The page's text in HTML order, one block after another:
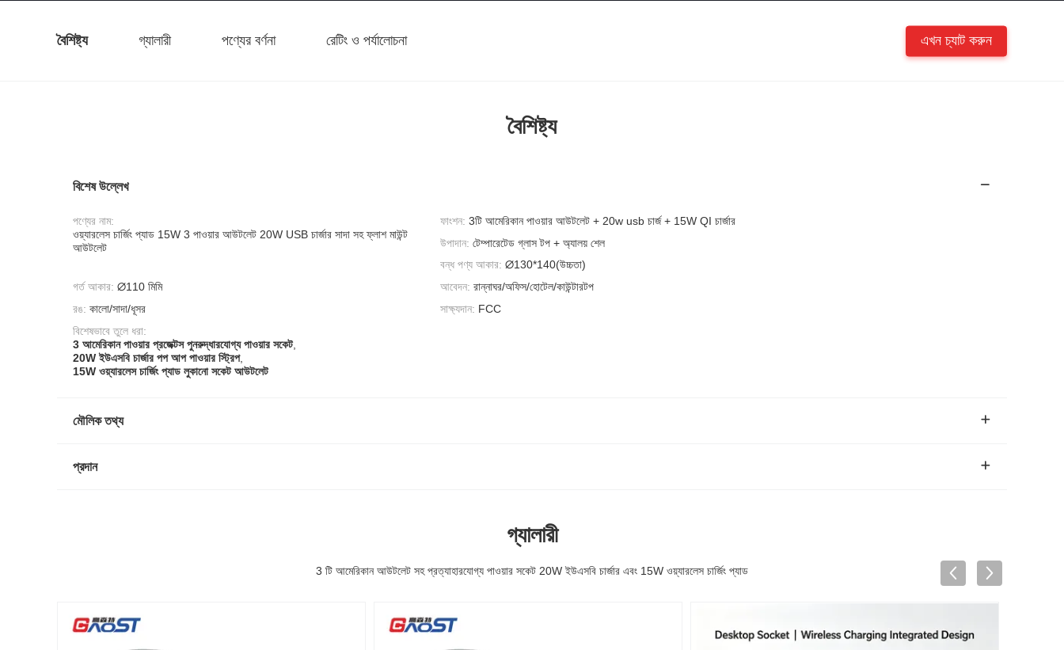
বৈশিষ্ট্য গ্যালারী পণ্যের বর্ণনা রেটিং ও পর্যালোচনা এখন চ্যাট করুন
বৈশিষ্ট্য
বিশেষ উল্লেখ
পণ্যের নাম:
ওয়্যারলেস চার্জিং প্যাড 15W 3 পাওয়ার আউটলেট 20W USB চার্জার সাদা সহ ফ্লাশ মাউন্ট
আউটলেট
ফাংশন: 3টি আমেরিকান পাওয়ার আউটলেট + 20w usb চার্জ + 15W QI চার্জার
উপাদান: টেম্পারেটেড গ্লাস টপ + অ্যালয় শেল
বন্ধ পণ্য আকার: ∅130*140(উচ্চতা)
গর্ত আকার: ∅110 মিমি আবেদন: রান্নাঘর/অফিস/হোটেল/কাউন্টারটপ
রঙ: কালো/সাদা/ধূসর সাক্ষ্যদান: FCC
বিশেষভাবে তুলে ধরা:
3 আমেরিকান পাওয়ার প্রজেক্টস পুনরুদ্ধারযোগ্য পাওয়ার সকেট,
20W ইউএসবি চার্জার পপ আপ পাওয়ার স্ট্রিপ,
15W ওয়্যারলেস চার্জিং প্যাড লুকানো সকেট আউটলেট
মৌলিক তথ্য
প্রদান
গ্যালারী
3 টি আমেরিকান আউটলেট সহ প্রত্যাহারযোগ্য পাওয়ার সকেট 20W ইউএসবি চার্জার এবং 15W ওয়্যারলেস চার্জিং প্যাড